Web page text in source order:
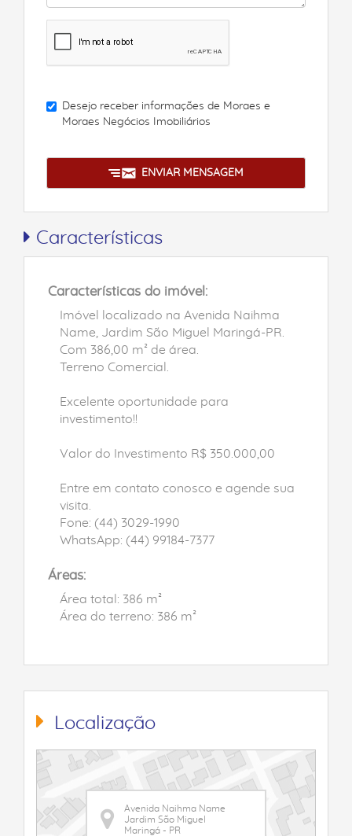
Desejo receber informações de Moraes e
Moraes Negócios Imobiliários
ENVIAR MENSAGEM
Características
Características do imóvel:
Imóvel localizado na Avenida Naihma
Name, Jardim São Miguel Maringá-PR.
Com 386,00 m² de área.
Terreno Comercial.
Excelente oportunidade para
investimento!!
Valor do Investimento R$ 350.000,00
Entre em contato conosco e agende sua
visita.
Fone: (44) 3029-1990
WhatsApp: (44) 99184-7377
Áreas:
Área total: 386 m²
Área do terreno: 386 m²
Localização
Avenida Naihma Name
Jardim São Miguel
Maringá - PR